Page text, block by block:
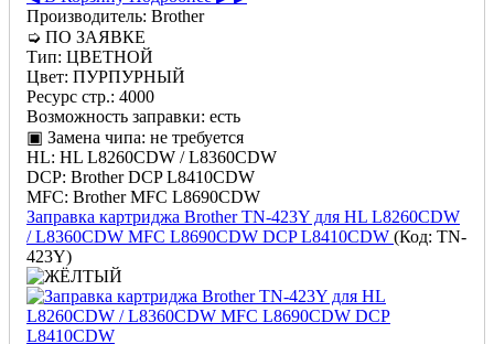
Производитель: Brother
➭ ПО ЗАЯВКЕ
Тип: ЦВЕТНОЙ
Цвет: ПУРПУРНЫЙ
Ресурс стр.: 4000
Возможность заправки: есть
▣ Замена чипа: не требуется
HL: HL L8260CDW / L8360CDW
DCP: Brother DCP L8410CDW
MFC: Brother MFC L8690CDW
Заправка картриджа Brother TN-423Y для HL L8260CDW
/ L8360CDW MFC L8690CDW DCP L8410CDW (Код: TN-
423Y)